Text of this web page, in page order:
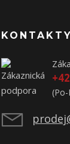
KONTAKTY